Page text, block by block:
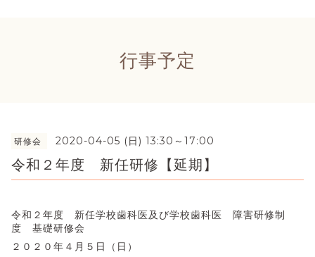
行事予定
研修会 2020-04-05 (日) 13:30～17:00
令和２年度 新任研修【延期】
令和２年度 新任学校歯科医及び学校歯科医 障害研修制
度 基礎研修会
２０２０年４月５日（日）